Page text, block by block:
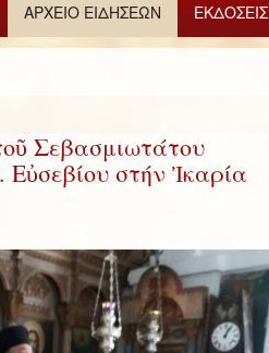
ΑΡΧΕΙΟ ΕΙΔΗΣΕΩΝ ΕΚΔΟΣΕΙΣ
Σεβασμιωτάτου
στήν Ἰκαρία